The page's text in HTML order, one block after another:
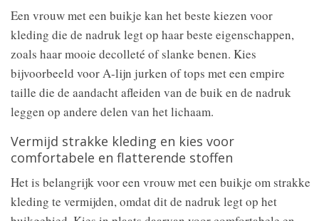
Een vrouw met een buikje kan het beste kiezen voor
kleding die de nadruk legt op haar beste eigenschappen,
zoals haar mooie decolleté of slanke benen. Kies
bijvoorbeeld voor A-lijn jurken of tops met een empire
taille die de aandacht afleiden van de buik en de nadruk
leggen op andere delen van het lichaam.
Vermijd strakke kleding en kies voor
comfortabele en flatterende stoffen
Het is belangrijk voor een vrouw met een buikje om strakke
kleding te vermijden, omdat dit de nadruk legt op het